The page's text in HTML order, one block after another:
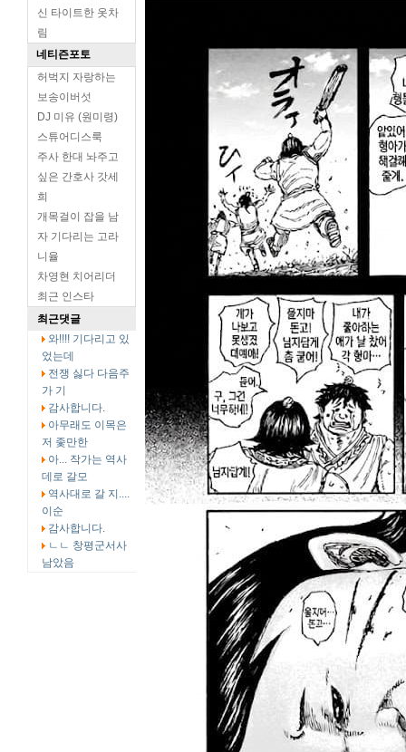
신 타이트한 옷차
림
네티즌포토
허벅지 자랑하는
보송이버섯
DJ 미유 (원미령)
스튜어디스룩
주사 한대 놔주고
싶은 간호사 갓세
희
개목걸이 잡을 남
자 기다리는 고라
니율
차영현 치어리더
최근 인스타
최근댓글
와!!!! 기다리고 있
었는데
전쟁 싫다 다음주
가 기
감사합니다.
아무래도 이목은
저 좇만한
아... 작가는 역사
데로 갈모
역사대로 갈 지....
이순
감사합니다.
ㄴㄴ 창평군서사
남았음